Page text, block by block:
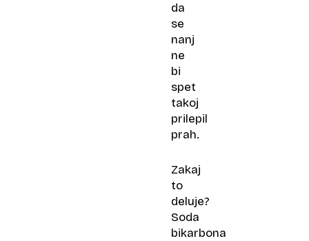
da
se
nanj
ne
bi
spet
takoj
prilepil
prah.
Zakaj
to
deluje?
Soda
bikarbona